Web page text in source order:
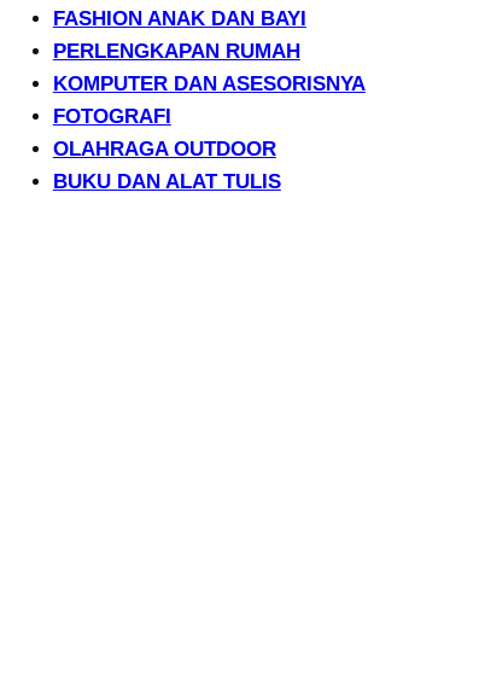
FASHION ANAK DAN BAYI
PERLENGKAPAN RUMAH
KOMPUTER DAN ASESORISNYA
FOTOGRAFI
OLAHRAGA OUTDOOR
BUKU DAN ALAT TULIS